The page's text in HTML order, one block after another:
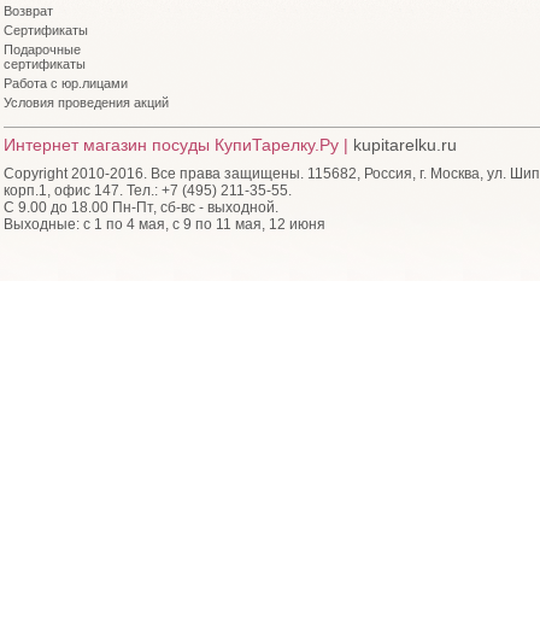
Возврат
Сертификаты
Подарочные
сертификаты
Работа с юр.лицами
Условия проведения акций
Интернет магазин посуды КупиТарелку.Ру | kupitarelku.ru
Copyright 2010-2016. Все права защищены. 115682, Россия, г. Москва, ул.
корп.1, офис 147. Тел.: +7 (495) 211-35-55.
С 9.00 до 18.00 Пн-Пт, сб-вс - выходной.
Выходные: с 1 по 4 мая, с 9 по 11 мая, 12 июня